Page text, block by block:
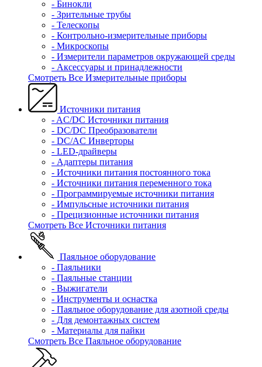
- Бинокли
- Зрительные трубы
- Телескопы
- Контрольно-измерительные приборы
- Микроскопы
- Измерители параметров окружающей среды
- Аксессуары и принадлежности
Смотреть Все Измерительные приборы
Источники питания
- AC/DC Источники питания
- DC/DC Преобразователи
- DC/AC Инверторы
- LED-драйверы
- Адаптеры питания
- Источники питания постоянного тока
- Источники питания переменного тока
- Программируемые источники питания
- Импульсные источники питания
- Прецизионные источники питания
Смотреть Все Источники питания
Паяльное оборудование
- Паяльники
- Паяльные станции
- Выжигатели
- Инструменты и оснастка
- Паяльное оборудование для азотной среды
- Для демонтажных систем
- Материалы для пайки
Смотреть Все Паяльное оборудование